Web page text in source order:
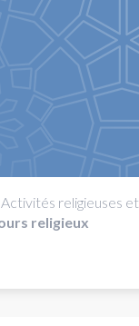
Activités religieuses et
religieux